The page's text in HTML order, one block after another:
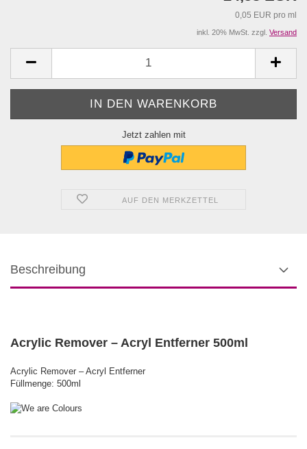
0,05 EUR pro ml
inkl. 20% MwSt. zzgl. Versand
Jetzt zahlen mit
AUF DEN MERKZETTEL
Beschreibung
Acrylic Remover – Acryl Entferner 500ml
Acrylic Remover – Acryl Entferner
Füllmenge: 500ml